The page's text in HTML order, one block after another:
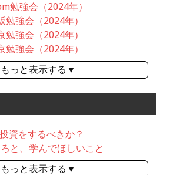
勉強会（2024年）
勉強会（2024年）
勉強会（2024年）
勉強会（2024年）
もっと表示する▼
資をするべきか？
と、学んでほしいこと
もっと表示する▼